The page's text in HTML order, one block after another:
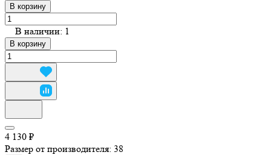
В корзину
В наличии: 1
В корзину
4 130 ₽
Размер от производителя: 38